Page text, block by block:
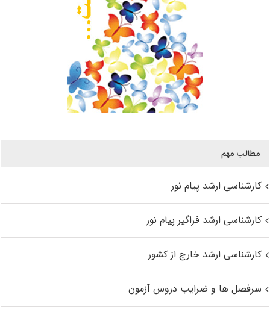
مطالب مهم
کارشناسی ارشد پیام نور
کارشناسی ارشد فراگیر پیام نور
کارشناسی ارشد خارج از کشور
سرفصل ها و ضرایب دروس آزمون